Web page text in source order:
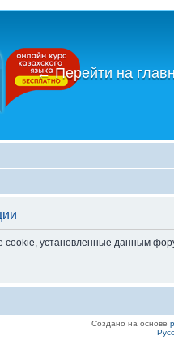
←Перейти на
cookie, установленные данным
Создано на основе